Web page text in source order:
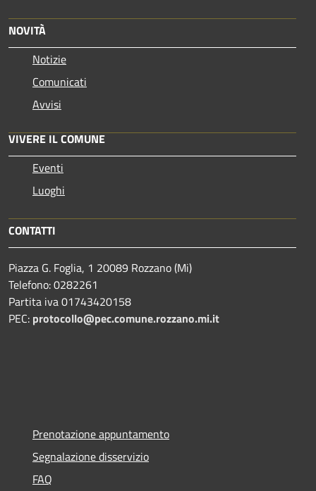
NOVITÀ
Notizie
Comunicati
Avvisi
VIVERE IL COMUNE
Eventi
Luoghi
CONTATTI
Piazza G. Foglia, 1 20089 Rozzano (Mi)
Telefono: 0282261
Partita iva 01743420158
PEC: protocollo@pec.comune.rozzano.mi.it
Prenotazione appuntamento
Segnalazione disservizio
FAQ